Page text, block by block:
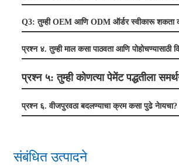
Q3: तुम्ही OEM आणि ODM ऑर्डर स्वीकारू शकता
प्रश्न ४. तुम्ही माल कसा पाठवता आणि पोहोचण्यासाठी
प्रश्न ५: तुम्ही कोणत्या पेमेंट पद्धतीला
प्रश्न ६. वीजपुरवठा बदलण्याचा क्रम कसा पुढे नेायचा?
संबंधित उत्पादने